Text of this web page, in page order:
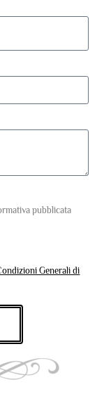
pubblicata
Generali di